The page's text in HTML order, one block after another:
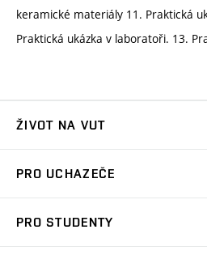
keramické materiály 11. Praktická
Praktická ukázka v laboratoři. 13.
ŽIVOT NA VUT
Koleje
PRO UCHAZEČE
PRO STUDENTY